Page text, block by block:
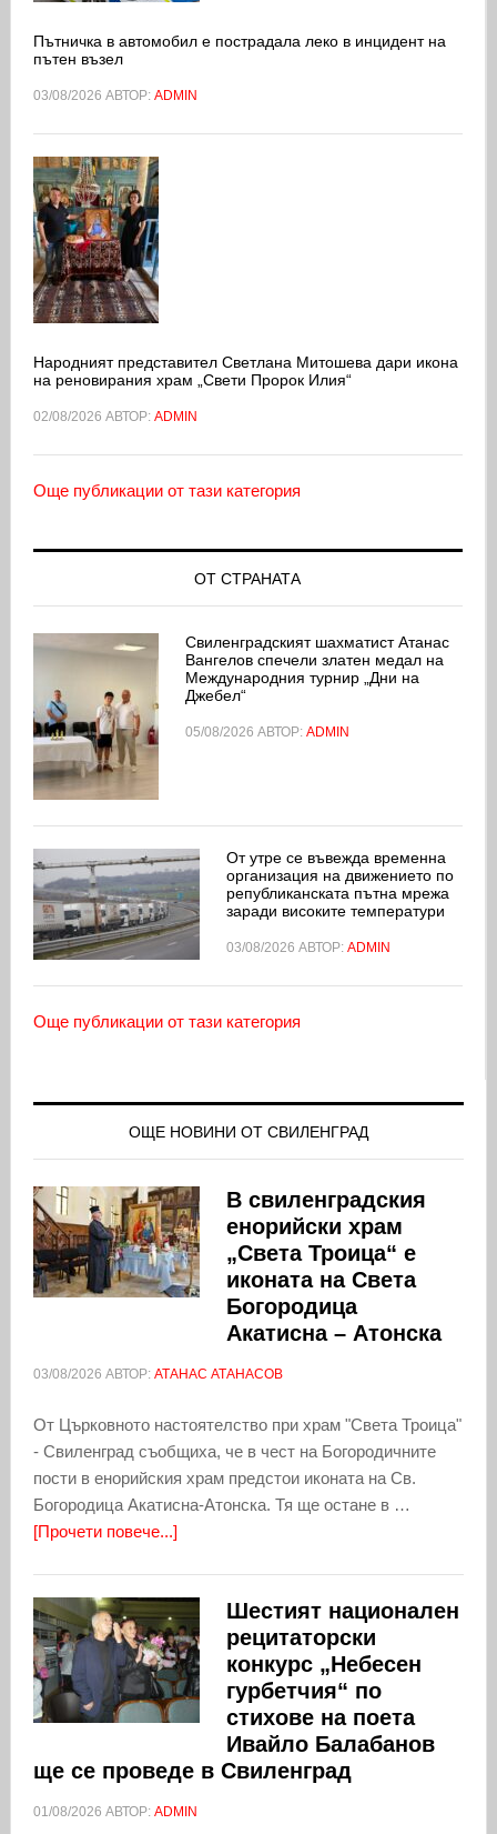
Пътничка в автомобил е пострадала леко в инцидент на
пътен възел
03/08/2026 АВТОР: ADMIN
Народният представител Светлана Митошева дари икона
на реновирания храм „Свети Пророк Илия“
02/08/2026 АВТОР: ADMIN
Още публикации от тази категория
ОТ СТРАНАТА
Свиленградският шахматист Атанас
Вангелов спечели златен медал на
Международния турнир „Дни на
Джебел“
05/08/2026 АВТОР: ADMIN
От утре се въвежда временна
организация на движението по
републиканската пътна мрежа
заради високите температури
03/08/2026 АВТОР: ADMIN
Още публикации от тази категория
ОЩЕ НОВИНИ ОТ СВИЛЕНГРАД
В свиленградския
енорийски храм
„Света Троица“ е
иконата на Света
Богородица
Акатисна – Атонска
03/08/2026 АВТОР: АТАНАС АТАНАСОВ
От Църковното настоятелство при храм "Света Троица"
- Свиленград съобщиха, че в чест на Богородичните
пости в енорийския храм предстои иконата на Св.
Богородица Акатисна-Атонска. Тя ще остане в …
[Прочети повече...]
Шестият национален
рецитаторски
конкурс „Небесен
гурбетчия“ по
стихове на поета
Ивайло Балабанов
ще се проведе в Свиленград
01/08/2026 АВТОР: ADMIN